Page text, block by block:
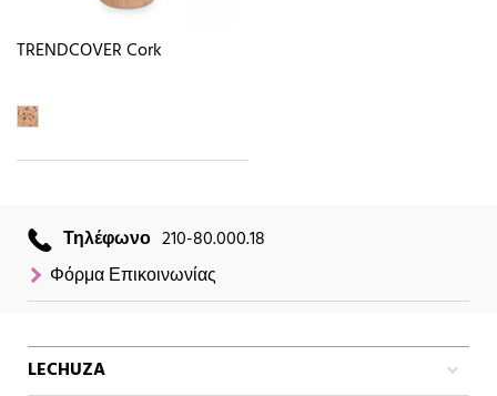
TRENDCOVER Cork
Τηλέφωνο 210-80.000.18
Φόρμα Επικοινωνίας
LECHUZA